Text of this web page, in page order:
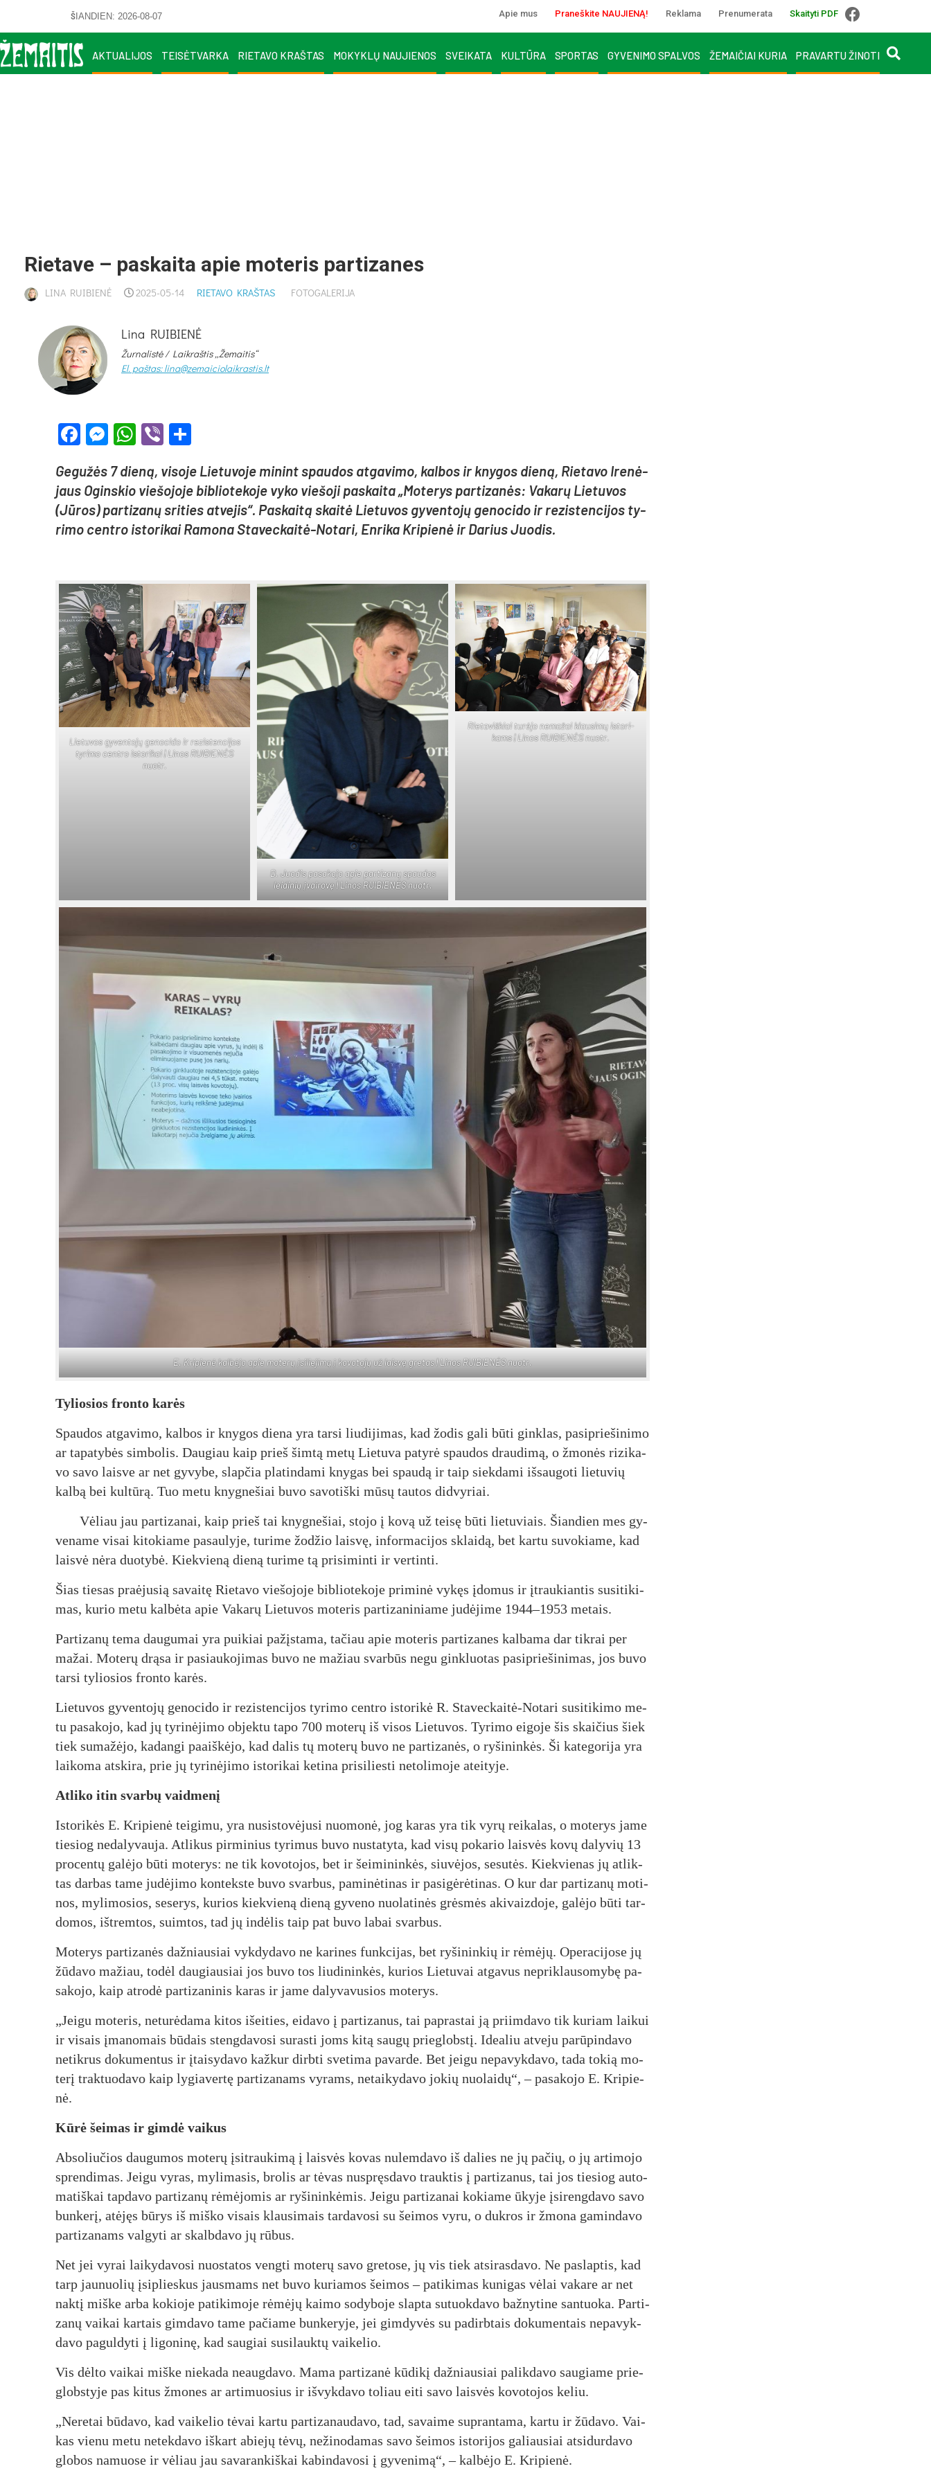
ŠIANDIEN: 2026-08-07 Apie mus Praneškite NAUJIENĄ! Reklama Prenumerata Skaityti PDF
AKTUALIJOS TEISĖTVARKA RIETAVO KRAŠTAS MOKYKLŲ NAUJIENOS SVEIKATA KULTŪRA SPORTAS GYVENIMO SPALVOS ŽEMAIČIAI KURIA PRAVARTU ŽINOTI
Rie­ta­ve – pa­skai­ta apie mo­te­ris par­ti­za­nes
LINA RUIBIENĖ 2025-05-14 RIETAVO KRAŠTAS FOTOGALERIJA
Lina RUIBIENĖ
Žurnalistė / Laikraštis „Žemaitis“
El. paštas: lina@zemaiciolaikrastis.lt
Facebook
Messenger
WhatsApp
Viber
Ge­gu­žės 7 die­ną, vi­so­je Lie­tu­vo­je mi­nint spau­dos at­ga­vi­mo, kal­bos ir kny­gos die­ną, Rie­ta­vo Ire­nė­
jaus Ogins­kio vie­šo­jo­je bib­lio­te­ko­je vy­ko vie­šo­ji pa­skai­ta „Mo­te­rys par­ti­za­nės: Va­ka­rų Lie­tu­vos
(Jū­ros) par­ti­za­nų sri­ties at­ve­jis“. Pas­kai­tą skai­tė Lie­tu­vos gy­ven­to­jų ge­no­ci­do ir re­zis­ten­ci­jos ty­
ri­mo cent­ro is­to­ri­kai Ra­mo­na Sta­vec­kai­tė-No­ta­ri, En­ri­ka Kri­pie­nė ir Da­rius Juo­dis.
Lie­tu­vos gy­ven­to­jų ge­no­ci­do ir re­zis­ten­ci­jos
ty­ri­mo cent­ro is­to­ri­kai | Li­nos RUI­BIE­NĖS
nuo­tr.
D. Juo­dis pa­sa­ko­jo apie par­ti­za­nų spau­dos
lei­di­nių įvai­ro­vę | Li­nos RUI­BIE­NĖS nuo­tr.
Rie­ta­viš­kiai tu­rė­jo ne­ma­žai klau­si­mų is­to­ri­
kams | Li­nos RUI­BIE­NĖS nuo­tr.
E. Kri­pie­nė kal­bė­jo apie mo­te­rų įsi­lie­ji­mą į ko­vo­to­jų už lais­vę gre­tas | Li­nos RUI­BIE­NĖS nuo­tr.
Ty­lio­sios fron­to ka­rės
Spau­dos at­ga­vi­mo, kal­bos ir kny­gos die­na yra tar­si liu­di­ji­mas, kad žo­dis ga­li bū­ti gink­las, pa­si­prie­ši­ni­mo
ar ta­pa­ty­bės sim­bo­lis. Dau­giau kaip prieš šim­tą me­tų Lie­tu­va pa­ty­rė spau­dos drau­di­mą, o žmo­nės ri­zi­ka­
vo sa­vo lais­ve ar net gy­vy­be, slap­čia pla­tin­da­mi kny­gas bei spau­dą ir taip siek­da­mi iš­sau­go­ti lie­tu­vių
kal­bą bei kul­tū­rą. Tuo me­tu knyg­ne­šiai bu­vo sa­vo­tiš­ki mū­sų tau­tos did­vy­riai.
Vė­liau jau par­ti­za­nai, kaip prieš tai knyg­ne­šiai, sto­jo į ko­vą už tei­sę bū­ti lie­tu­viais. Šian­dien mes gy­
ve­na­me vi­sai ki­to­kia­me pa­sau­ly­je, tu­ri­me žo­džio lais­vę, in­for­ma­ci­jos sklai­dą, bet kar­tu su­vo­kia­me, kad
lais­vė nė­ra duo­ty­bė. Kiek­vie­ną die­ną tu­ri­me tą pri­si­min­ti ir ver­tin­ti.
Šias tie­sas praė­ju­sią sa­vai­tę Rie­ta­vo vie­šo­jo­je bib­lio­te­ko­je pri­mi­nė vy­kęs įdo­mus ir įtrau­kian­tis su­si­ti­ki­
mas, ku­rio me­tu kal­bė­ta apie Va­ka­rų Lie­tu­vos mo­te­ris par­ti­za­ni­nia­me ju­dė­ji­me 1944–1953 me­tais.
Par­ti­za­nų te­ma dau­gu­mai yra pui­kiai pa­žįs­ta­ma, ta­čiau apie mo­te­ris par­ti­za­nes kal­ba­ma dar tik­rai per
ma­žai. Mo­te­rų drą­sa ir pa­siau­ko­ji­mas bu­vo ne ma­žiau svar­būs ne­gu gink­luo­tas pa­si­prie­ši­ni­mas, jos bu­vo
tar­si ty­lio­sios fron­to ka­rės.
Lie­tu­vos gy­ven­to­jų ge­no­ci­do ir re­zis­ten­ci­jos ty­ri­mo cent­ro is­to­ri­kė R. Sta­vec­kai­tė-No­ta­ri su­si­ti­ki­mo me­
tu pa­sa­ko­jo, kad jų ty­ri­nė­ji­mo ob­jek­tu ta­po 700 mo­te­rų iš vi­sos Lie­tu­vos. Ty­ri­mo ei­go­je šis skai­čius šiek
tiek su­ma­žė­jo, ka­dan­gi paaiš­kė­jo, kad da­lis tų mo­te­rų bu­vo ne par­ti­za­nės, o ry­ši­nin­kės. Ši ka­te­go­ri­ja yra
lai­ko­ma at­ski­ra, prie jų ty­ri­nė­ji­mo is­to­ri­kai ke­ti­na pri­si­lies­ti ne­to­li­mo­je atei­ty­je.
At­li­ko itin svar­bų vaid­me­nį
Is­to­ri­kės E. Kri­pie­nė tei­gi­mu, yra nu­si­sto­vė­ju­si nuo­mo­nė, jog ka­ras yra tik vy­rų rei­ka­las, o mo­te­rys ja­me
tie­siog ne­da­ly­vau­ja. At­li­kus pir­mi­nius ty­ri­mus bu­vo nu­sta­ty­ta, kad vi­sų po­ka­rio lais­vės ko­vų da­ly­vių 13
pro­cen­tų ga­lė­jo bū­ti mo­te­rys: ne tik ko­vo­to­jos, bet ir šei­mi­nin­kės, siu­vė­jos, se­su­tės. Kiek­vie­nas jų at­lik­
tas dar­bas ta­me ju­dė­ji­mo kon­teks­te bu­vo svar­bus, pa­mi­nė­ti­nas ir pa­si­gė­rė­ti­nas. O kur dar par­ti­za­nų mo­ti­
nos, my­li­mo­sios, se­se­rys, ku­rios kiek­vie­ną die­ną gy­ve­no nuo­la­ti­nės grės­mės aki­vaiz­do­je, ga­lė­jo bū­ti tar­
do­mos, iš­trem­tos, suim­tos, tad jų in­dė­lis taip pat bu­vo la­bai svar­bus.
Mo­te­rys par­ti­za­nės daž­niau­siai vyk­dy­da­vo ne ka­ri­nes funk­ci­jas, bet ry­ši­nin­kių ir rė­mė­jų. Ope­ra­ci­jo­se jų
žū­da­vo ma­žiau, to­dėl dau­giau­siai jos bu­vo tos liu­di­nin­kės, ku­rios Lie­tu­vai at­ga­vus ne­prik­lau­so­my­bę pa­
sa­ko­jo, kaip at­ro­dė par­ti­za­ni­nis ka­ras ir ja­me da­ly­va­vu­sios mo­te­rys.
„Jei­gu mo­te­ris, ne­tu­rė­da­ma ki­tos išei­ties, ei­da­vo į par­ti­za­nus, tai pa­pras­tai ją priim­da­vo tik ku­riam lai­kui
ir vi­sais įma­no­mais bū­dais steng­da­vo­si su­ras­ti joms ki­tą sau­gų prie­globs­tį. Idea­liu at­ve­ju pa­rū­pin­da­vo
ne­tik­rus do­ku­men­tus ir įtai­sy­da­vo kaž­kur dirb­ti sve­ti­ma pa­var­de. Bet jei­gu ne­pa­vyk­da­vo, ta­da to­kią mo­
te­rį trak­tuo­da­vo kaip ly­gia­ver­tę par­ti­za­nams vy­rams, ne­tai­ky­da­vo jo­kių nuo­lai­dų“, – pa­sa­ko­jo E. Kri­pie­
nė.
Kū­rė šei­mas ir gim­dė vai­kus
Ab­so­liu­čios dau­gu­mos mo­te­rų įsi­trau­ki­mą į lais­vės ko­vas nu­lem­da­vo iš da­lies ne jų pa­čių, o jų ar­ti­mo­jo
spren­di­mas. Jei­gu vy­ras, my­li­ma­sis, bro­lis ar tė­vas nu­spręs­da­vo trauk­tis į par­ti­za­nus, tai jos tie­siog au­to­
ma­tiš­kai tap­da­vo par­ti­za­nų rė­mė­jo­mis ar ry­ši­nin­kė­mis. Jei­gu par­ti­za­nai ko­kia­me ūky­je įsi­reng­da­vo sa­vo
bun­ke­rį, atė­jęs bū­rys iš miš­ko vi­sais klau­si­mais tar­da­vo­si su šei­mos vy­ru, o duk­ros ir žmo­na ga­min­da­vo
par­ti­za­nams val­gy­ti ar skalb­da­vo jų rū­bus.
Net jei vy­rai lai­ky­da­vo­si nuo­sta­tos veng­ti mo­te­rų sa­vo gre­to­se, jų vis tiek at­si­ras­da­vo. Ne pa­slap­tis, kad
tarp jau­nuo­lių įsi­plies­kus jaus­mams net bu­vo ku­ria­mos šei­mos – pa­ti­ki­mas ku­ni­gas vė­lai va­ka­re ar net
nak­tį miš­ke ar­ba ko­kio­je pa­ti­ki­mo­je rė­mė­jų kai­mo so­dy­bo­je slap­ta su­tuok­da­vo baž­ny­ti­ne san­tuo­ka. Par­ti­
za­nų vai­kai kar­tais gim­da­vo ta­me pa­čia­me bun­ke­ry­je, jei gim­dy­vės su pa­dirb­tais do­ku­men­tais ne­pa­vyk­
da­vo pa­gul­dy­ti į li­go­ni­nę, kad sau­giai su­si­lauk­tų vai­ke­lio.
Vis dėl­to vai­kai miš­ke nie­ka­da neaug­da­vo. Ma­ma par­ti­za­nė kū­di­kį daž­niau­siai pa­lik­da­vo sau­gia­me prie­
globs­ty­je pas ki­tus žmo­nes ar ar­ti­muo­sius ir iš­vyk­da­vo to­liau ei­ti sa­vo lais­vės ko­vo­to­jos ke­liu.
„Ne­re­tai bū­da­vo, kad vai­ke­lio tė­vai kar­tu par­ti­za­nau­da­vo, tad, sa­vai­me su­pran­ta­ma, kar­tu ir žū­da­vo. Vai­
kas vie­nu me­tu ne­tek­da­vo iš­kart abie­jų tė­vų, ne­ži­no­da­mas sa­vo šei­mos is­to­ri­jos ga­liau­siai at­si­dur­da­vo
glo­bos na­muo­se ir vė­liau jau sa­va­ran­kiš­kai ka­bin­da­vo­si į gy­ve­ni­mą“, – kal­bė­jo E. Kri­pie­nė.